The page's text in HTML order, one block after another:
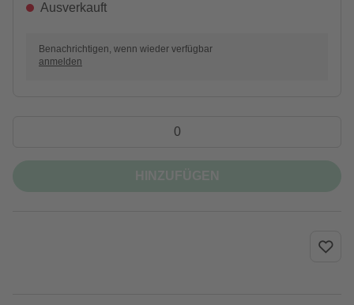
Ausverkauft
Benachrichtigen, wenn wieder verfügbar
anmelden